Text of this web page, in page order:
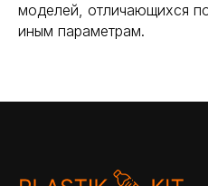
моделей, отличающихся
иным параметрам.